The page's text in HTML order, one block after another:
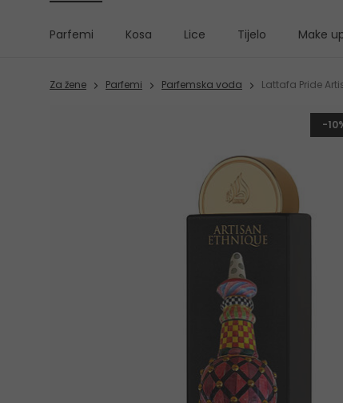
Parfemi Kosa Lice Tijelo Make
Za žene Parfemi Parfemska voda Lattafa Pride
-